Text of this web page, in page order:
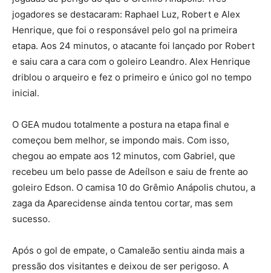
jogadores se destacaram: Raphael Luz, Robert e Alex
Henrique, que foi o responsável pelo gol na primeira
etapa. Aos 24 minutos, o atacante foi lançado por Robert
e saiu cara a cara com o goleiro Leandro. Alex Henrique
driblou o arqueiro e fez o primeiro e único gol no tempo
inicial.
O GEA mudou totalmente a postura na etapa final e
começou bem melhor, se impondo mais. Com isso,
chegou ao empate aos 12 minutos, com Gabriel, que
recebeu um belo passe de Adeílson e saiu de frente ao
goleiro Edson. O camisa 10 do Grêmio Anápolis chutou, a
zaga da Aparecidense ainda tentou cortar, mas sem
sucesso.
Após o gol de empate, o Camaleão sentiu ainda mais a
pressão dos visitantes e deixou de ser perigoso. A